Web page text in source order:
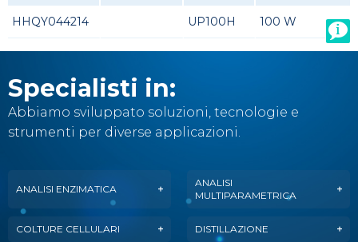
HHQY044214 UP100H 100 W
Specialisti in:
Abbiamo sviluppato soluzioni, tecnologie e
strumenti per diverse applicazioni.
ANALISI ENZIMATICA
ANALISI
MULTIPARAMETRICA
COLTURE CELLULARI DISTILLAZIONE